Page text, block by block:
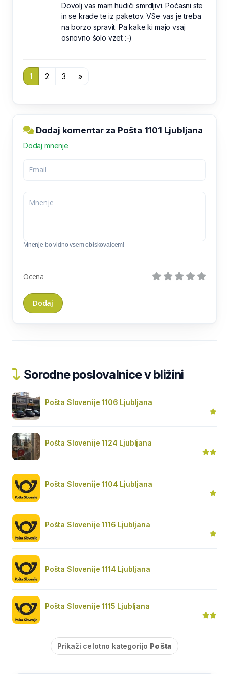
Dovolj vas mam hudiči smrdljivi. Počasni ste
in se krade te iz paketov. VSe vas je treba
na borzo spravit. Pa kake ki majo vsaj
osnovno šolo vzet :-)
1 2 3 »
Dodaj komentar za Pošta 1101 Ljubljana
Dodaj mnenje
Mnenje bo vidno vsem obiskovalcem!
Ocena
Sorodne poslovalnice v bližini
Pošta Slovenije 1106 Ljubljana
Pošta Slovenije 1124 Ljubljana
Pošta Slovenije 1104 Ljubljana
Pošta Slovenije 1116 Ljubljana
Pošta Slovenije 1114 Ljubljana
Pošta Slovenije 1115 Ljubljana
Prikaži celotno kategorijo Pošta